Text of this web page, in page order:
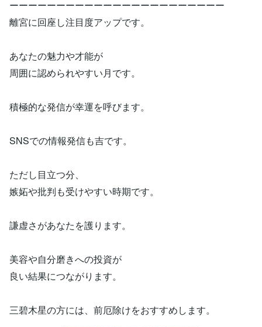
ーーーーーーーーーーーーーーーーーーーーーーー
離宮に回座し注目度アップです。
あなたの魅力や才能が
周囲に認められやすい月です。
積極的な発信が幸運を呼びます。
SNSでの情報発信も吉です。
ただし目立つ分、
嫉妬や批判も受けやすい時期です。
謙虚さがあなたを護ります。
美容や自分磨きへの投資が
良い結果につながります。
三碧木星の方には、前厄除けをおすすめします。